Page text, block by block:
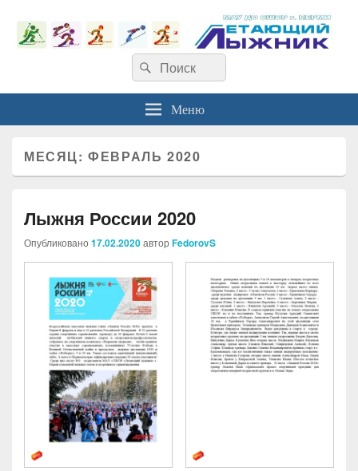
Найти:Поиск
Меню
МЕСЯЦ:ФЕВРАЛЬ 2020
Лыжня России 2020
Опубликовано 17.02.2020автор FedorovS